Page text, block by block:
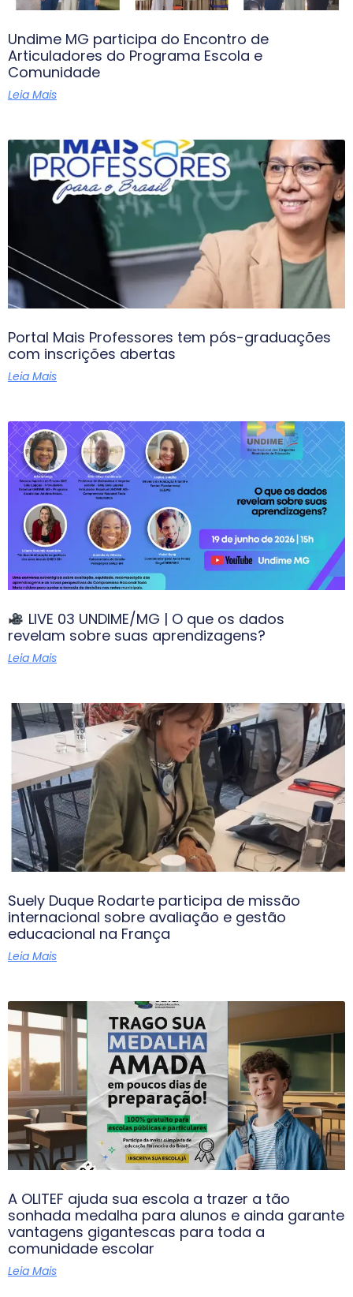
Undime MG participa do Encontro de
Articuladores do Programa Escola e
Comunidade
Leia Mais
Portal Mais Professores tem pós-graduações
com inscrições abertas
Leia Mais
LIVE 03 UNDIME/MG | O que os dados
revelam sobre suas aprendizagens?
Leia Mais
Suely Duque Rodarte participa de missão
internacional sobre avaliação e gestão
educacional na França
Leia Mais
A OLITEF ajuda sua escola a trazer a tão
sonhada medalha para alunos e ainda garante
vantagens gigantescas para toda a
comunidade escolar
Leia Mais